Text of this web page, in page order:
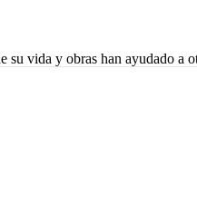
vida y obras han ayudado a